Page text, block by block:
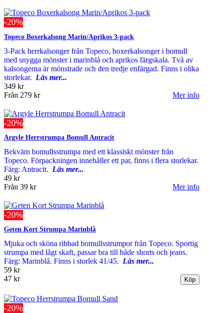
-20%
Topeco Boxerkalsong Marin/Aprikos 3-pack
3-Pack herrkalsonger från Topeco, boxerkalsonger i bomull
med snygga mönster i marinblå och aprikos färgskala. Två av
kalsongerna är mönstrade och den tredje enfärgad. Finns i olika
storlekar. Läs mer...
349 kr
Från 279 kr Mer info
-20%
Argyle Herrstrumpa Bomull Antracit
Bekväm bomullsstrumpa med ett klassiskt mönster från
Topeco. Förpackningen innehåller ett par, finns i flera storlekar.
Färg: Antracit. Läs mer...
49 kr
Från 39 kr Mer info
-20%
Geten Kort Strumpa Marinblå
Mjuka och sköna ribbad bomullsstrumpor från Topeco. Sportig
strumpa med lågt skaft, passar bra till både shorts och jeans.
Färg: Marinblå. Finns i storlek 41/45. Läs mer...
59 kr
47 kr
-20%